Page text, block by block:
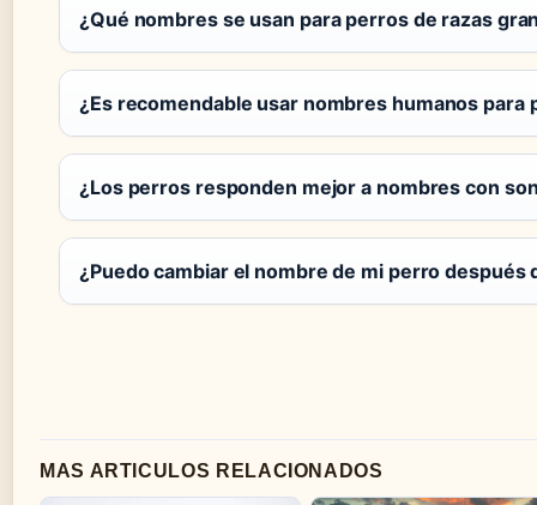
¿Qué nombres se usan para perros de razas
¿Es recomendable usar nombres humanos para
¿Los perros responden mejor a nombres con
¿Puedo cambiar el nombre de mi perro después
MAS ARTICULOS RELACIONADOS